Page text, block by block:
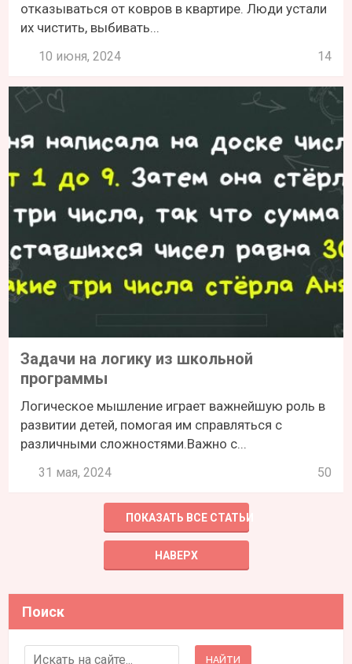
отказываться от ковров в квартире. Люди устали
их чистить, выбивать...
10 июня, 2024 14
Задачи на логику из школьной
программы
Логическое мышление играет важнейшую роль в
развитии детей, помогая им справляться с
различными сложностями.Важно с...
31 мая, 2024 50
ПОКАЗАТЬ ВСЕ СТАТЬИ
НАВЕРХ
Поиск
Search for: